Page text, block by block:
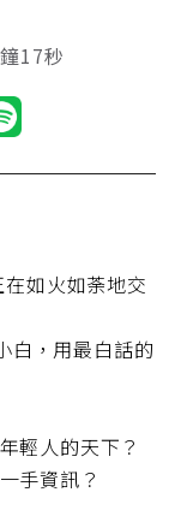
17秒
如火如荼地交
白，用最白話的
輕人的天下？
手資訊？